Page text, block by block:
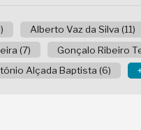
Alberto Vaz da Silva (11)
(7) Gonçalo Ribeiro
Alçada Baptista (6)